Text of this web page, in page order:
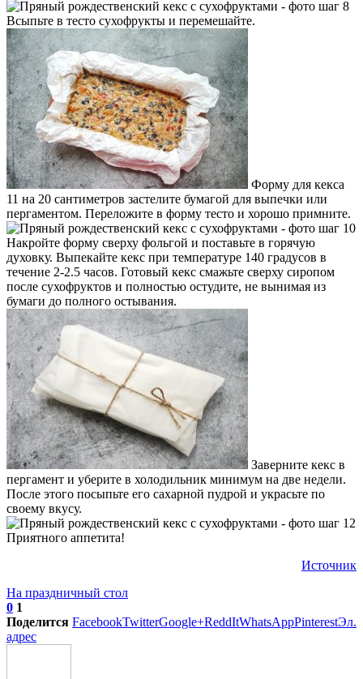
Всыпьте в тесто сухофрукты и перемешайте.
Форму для кекса
11 на 20 сантиметров застелите бумагой для выпечки или
пергаментом. Переложите в форму тесто и хорошо примните.
Накройте форму сверху фольгой и поставьте в горячую
духовку. Выпекайте кекс при температуре 140 градусов в
течение 2-2.5 часов. Готовый кекс смажьте сверху сиропом
после сухофруктов и полностью остудите, не вынимая из
бумаги до полного остывания.
Заверните кекс в
пергамент и уберите в холодильник минимум на две недели.
После этого посыпьте его сахарной пудрой и украсьте по
своему вкусу.
Приятного аппетита!
Источник
На праздничный стол
0 1
Поделится FacebookTwitterGoogle+ReddItWhatsAppPinterestЭл.
адрес